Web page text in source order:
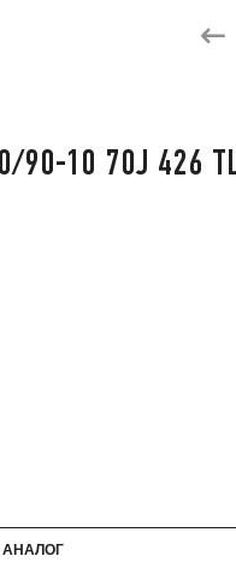
90-10 70J 426
АНАЛОГ